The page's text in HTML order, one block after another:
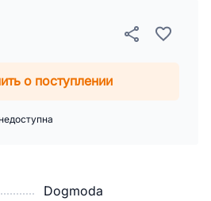
Dogmoda
о поступлении